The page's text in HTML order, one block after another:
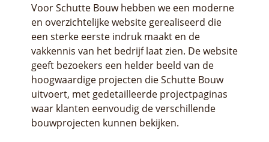
Voor Schutte Bouw hebben we een moderne
en overzichtelijke website gerealiseerd die
een sterke eerste indruk maakt en de
vakkennis van het bedrijf laat zien. De website
geeft bezoekers een helder beeld van de
hoogwaardige projecten die Schutte Bouw
uitvoert, met gedetailleerde projectpaginas
waar klanten eenvoudig de verschillende
bouwprojecten kunnen bekijken.